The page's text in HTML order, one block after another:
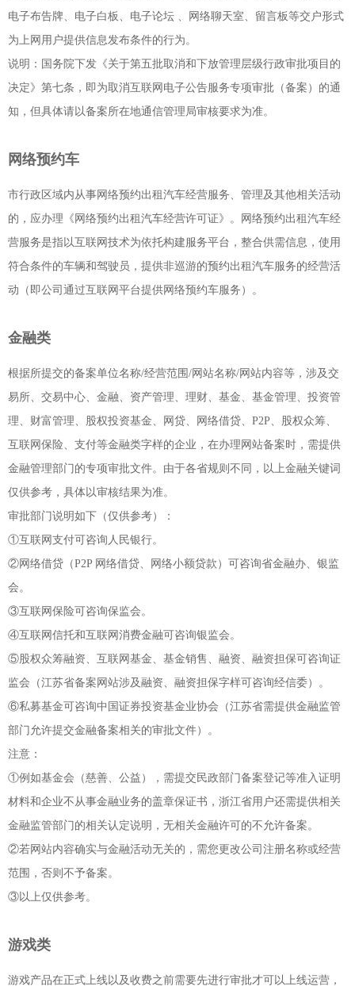
电子布告牌、电子白板、电子论坛 、网络聊天室、留言板等交户形式
为上网用户提供信息发布条件的行为。
说明：国务院下发《关于第五批取消和下放管理层级行政审批项目的
决定》第七条，即为取消互联网电子公告服务专项审批（备案）的通
知，但具体请以备案所在地通信管理局审核要求为准。
网络预约车
市行政区域内从事网络预约出租汽车经营服务、管理及其他相关活动
的，应办理《网络预约出租汽车经营许可证》。网络预约出租汽车经
营服务是指以互联网技术为依托构建服务平台，整合供需信息，使用
符合条件的车辆和驾驶员，提供非巡游的预约出租汽车服务的经营活
动（即公司通过互联网平台提供网络预约车服务）。
金融类
根据所提交的备案单位名称/经营范围/网站名称/网站内容等，涉及交
易所、交易中心、金融、资产管理、理财、基金、基金管理、投资管
理、财富管理、股权投资基金、网贷、网络借贷、P2P、股权众筹、
互联网保险、支付等金融类字样的企业，在办理网站备案时，需提供
金融管理部门的专项审批文件。由于各省规则不同，以上金融关键词
仅供参考，具体以审核结果为准。
审批部门说明如下（仅供参考）：
①互联网支付可咨询人民银行。
②网络借贷（P2P 网络借贷、网络小额贷款）可咨询省金融办、银监
会。
③互联网保险可咨询保监会。
④互联网信托和互联网消费金融可咨询银监会。
⑤股权众筹融资、互联网基金、基金销售、融资、融资担保可咨询证
监会（江苏省备案网站涉及融资、融资担保字样可咨询经信委）。
⑥私募基金可咨询中国证券投资基金业协会（江苏省需提供金融监管
部门允许提交金融备案相关的审批文件）。
注意：
①例如基金会（慈善、公益），需提交民政部门备案登记等准入证明
材料和企业不从事金融业务的盖章保证书，浙江省用户还需提供相关
金融监管部门的相关认定说明，无相关金融许可的不允许备案。
②若网站内容确实与金融活动无关的，需您更改公司注册名称或经营
范围，否则不予备案。
③以上仅供参考。
游戏类
游戏产品在正式上线以及收费之前需要先进行审批才可以上线运营，